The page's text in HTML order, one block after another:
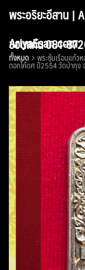
พระอริยะอีสาน |
ขอนแก่น 081-
AriyaEsan.com
ทั้งหมด พระซุ้มเรือนแก้ว
ตอกโค้ดศ ปี2554 วัดป่ากุง